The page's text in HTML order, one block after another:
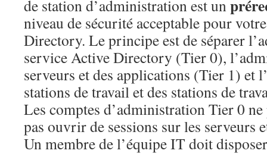
de station d’administration est un
niveau de sécurité acceptable pour
Directory. Le principe est de séparer
service Active Directory (Tier 0),
serveurs et des applications (Tier 1) et
stations de travail et des stations de
Les comptes d’administration Tier 0
pas ouvrir de sessions sur les serveurs
Un membre de l’équipe IT doit